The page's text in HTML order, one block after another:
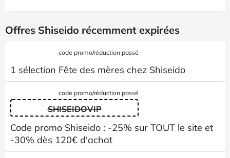
Offres Shiseido récemment expirées
code promo/réduction passé
1 sélection Fête des mères chez Shiseido
code promo/réduction passé
SHISEIDOVIP
Code promo Shiseido : -25% sur TOUT le site et
-30% dès 120€ d'achat